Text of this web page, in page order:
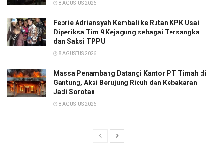
8 AGUSTUS 2026
Febrie Adriansyah Kembali ke Rutan KPK Usai
Diperiksa Tim 9 Kejagung sebagai Tersangka
dan Saksi TPPU
8 AGUSTUS 2026
Massa Penambang Datangi Kantor PT Timah di
Gantung, Aksi Berujung Ricuh dan Kebakaran
Jadi Sorotan
8 AGUSTUS 2026